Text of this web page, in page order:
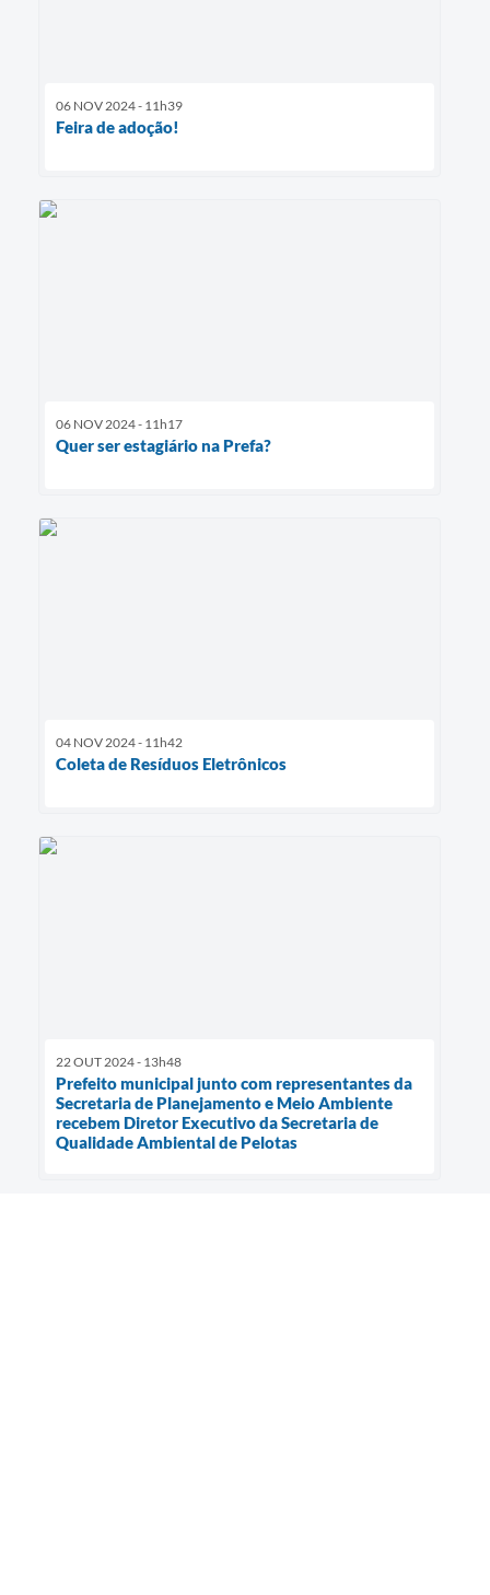
06 NOV 2024 - 11h39
Feira de adoção!
06 NOV 2024 - 11h17
Quer ser estagiário na Prefa?
04 NOV 2024 - 11h42
Coleta de Resíduos Eletrônicos
22 OUT 2024 - 13h48
Prefeito municipal junto com representantes da
Secretaria de Planejamento e Meio Ambiente
recebem Diretor Executivo da Secretaria de
Qualidade Ambiental de Pelotas